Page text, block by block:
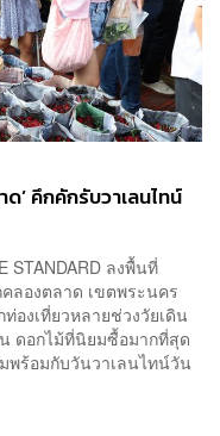
’ คึกคักรับวาเลนไทน์
ลงพื้นที่
ลองตลาด เขตพระนคร
องเที่ยวหลายช่วงวัยเดิน
ดอกไม้ที่นิยมซื้อมากที่สุด
พร้อมกับวันวาเลนไทน์วัน